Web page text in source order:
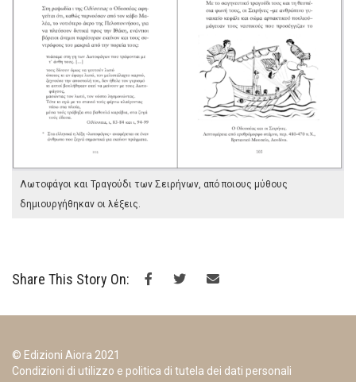
Λωτοφάγοι και Τραγούδι των Σειρήνων, από ποιους μύθους
δημιουργήθηκαν οι λέξεις.
Share This Story On:
© Edizioni Aiora 2021
Condizioni di utilizzo e politica di tutela dei dati personali